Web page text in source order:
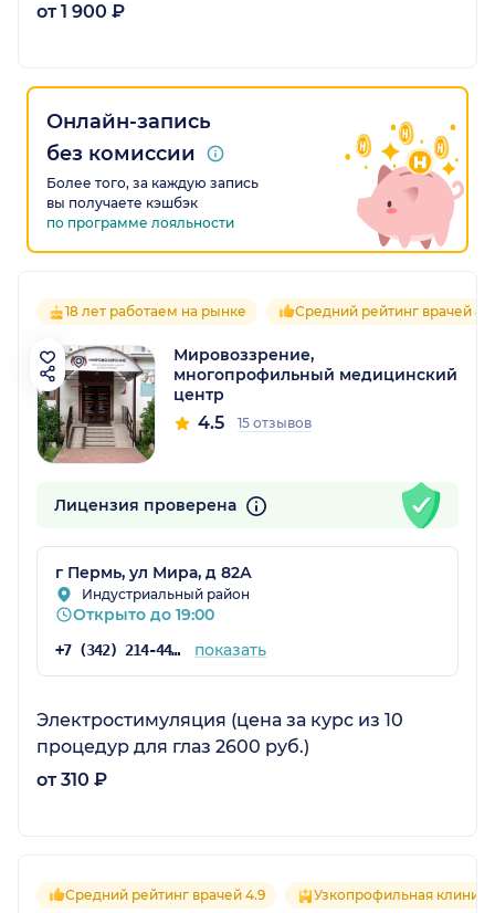
от 1 900 ₽
Онлайн-запись
без комиссии
Более того, за каждую запись
вы получаете кэшбэк
по программе лояльности
18 лет работаем на рынке Средний рейтинг врачей 4.4
Мировоззрение,
многопрофильный медицинский
центр
4.5 15 отзывов
Лицензия проверена
г Пермь, ул Мира, д 82А
Индустриальный район
Открыто до 19:00
+7 (342) 214-44-21 показать
Электростимуляция (цена за курс из 10
процедур для глаз 2600 руб.)
от 310 ₽
Средний рейтинг врачей 4.9 Узкопрофильная клиника